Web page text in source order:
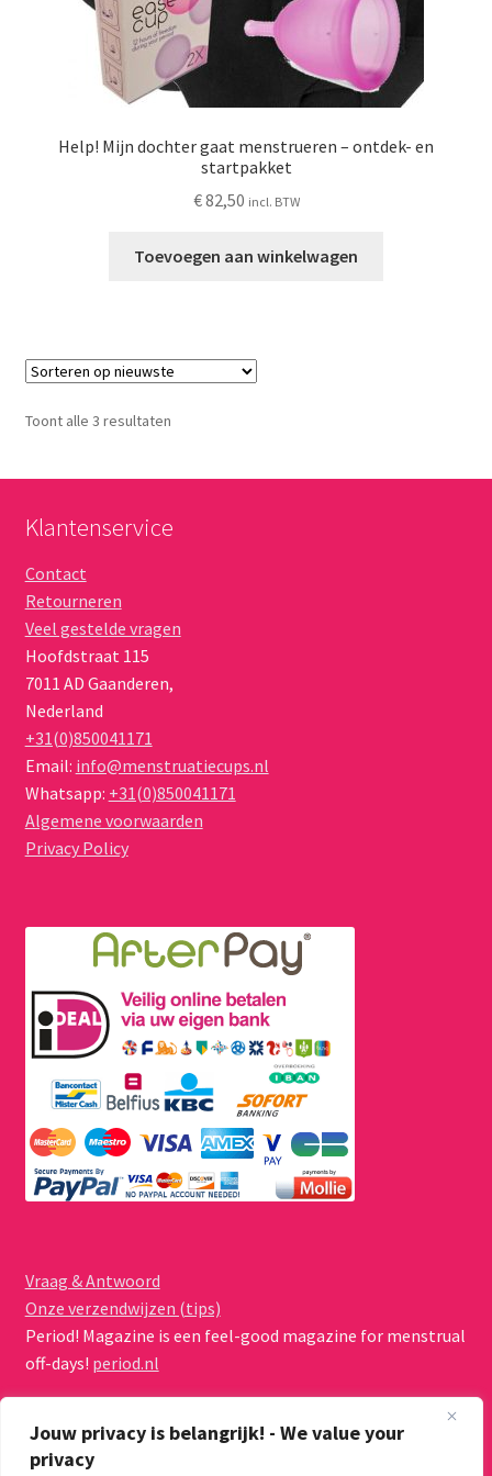
Jouw privacy is belangrijk! - We value your
privacy
Help! Mijn dochter gaat menstrueren – ontdek- en
startpakket
€82,50 incl. BTW
Toevoegen aan winkelwagen
Toont alle 3 resultatenGesorteerd
Klantenservice
Contact
Retourneren
Veel gestelde vragen
Hoofdstraat 115
7011 AD Gaanderen,
Nederland
+31(0)850041171
Email: info@menstruatiecups.nl
Whatsapp: +31(0)850041171
Algemene voorwaarden
Privacy Policy
Vraag & Antwoord
Onze verzendwijzen (tips)
Period! Magazine is een feel-good magazine for menstrual
off-days! period.nl